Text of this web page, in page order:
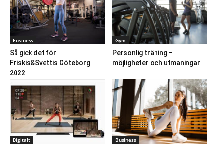
Business
Så gick det för
Friskis&Svettis Göteborg
2022
Gym
Personlig träning –
möjligheter och utmaningar
Digitalt Business